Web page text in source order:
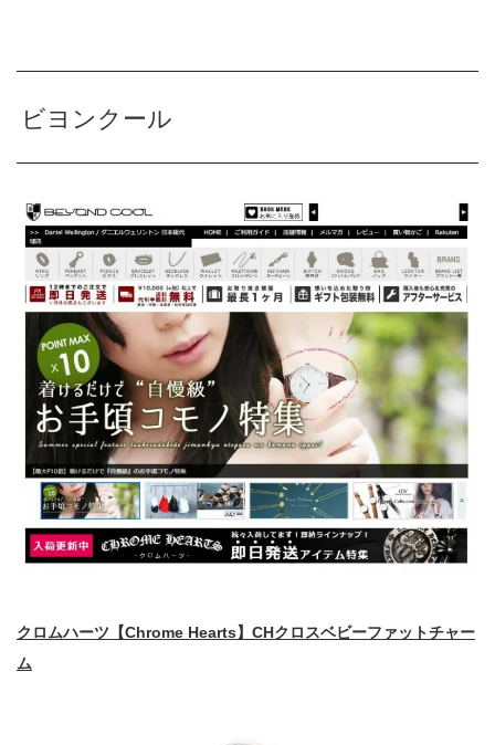
ビヨンクール
クロムハーツ【Chrome Hearts】CHクロスベビーファットチャー
ム